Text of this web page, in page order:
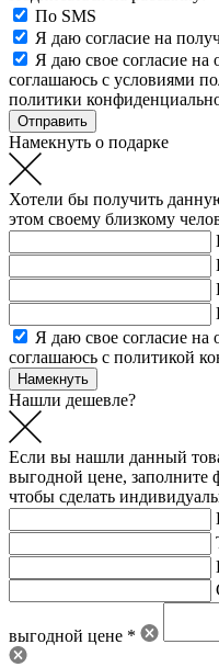
По SMS
Я даю согласие на
Я даю свое согласие
соглашаюсь с условиями
политики
Намекнуть о подарке
Хотели бы получить
этом своему близкому
Я даю свое согласие
соглашаюсь с политикой
Нашли дешевле?
Если вы нашли данный
выгодной цене,
чтобы сделать
выгодной цене *